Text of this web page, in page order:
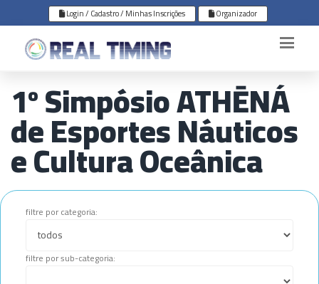
Login / Cadastro / Minhas Inscrições Organizador
1º Simpósio ATHĒNÁ
de Esportes Náuticos
e Cultura Oceânica
filtre por categoria:
filtre por sub-categoria: